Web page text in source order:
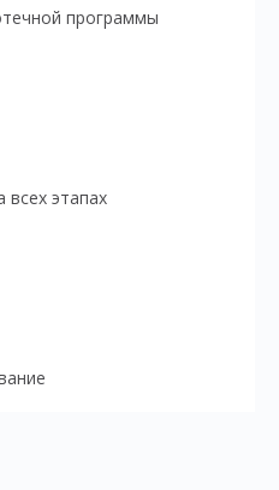
программы
этапах